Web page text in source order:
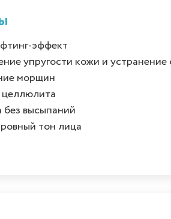
эффект
упругости кожи и устранение
морщин
без высыпаний
тон лица